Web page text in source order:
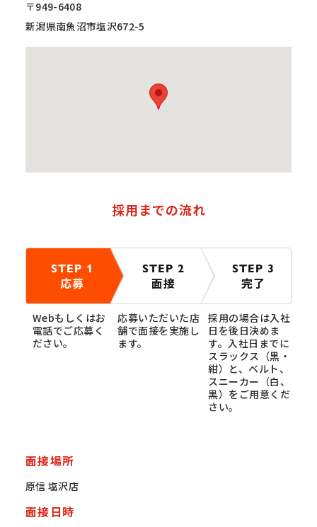
〒949-6408
新潟県南魚沼市塩沢672-5
採用までの流れ
STEP 1
応募
Webもしくはお
電話でご応募く
ださい。
STEP 2
面接
応募いただいた店
舗で面接を実施し
ます。
STEP 3
完了
採用の場合は入社
日を後日決めま
す。入社日までに
スラックス（黒・
紺）と、ベルト、
スニーカー（白、
黒）をご用意くだ
さい。
面接場所
原信 塩沢店
面接日時